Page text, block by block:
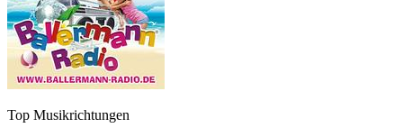
Top Musikrichtungen